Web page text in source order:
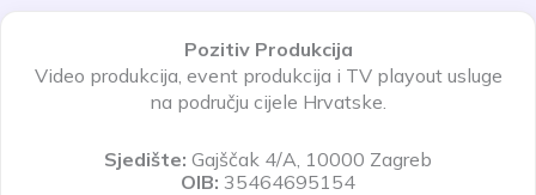
Pozitiv Produkcija
Video produkcija, event produkcija i TV playout usluge
na području cijele Hrvatske.
Sjedište: Gajščak 4/A, 10000 Zagreb
OIB: 35464695154